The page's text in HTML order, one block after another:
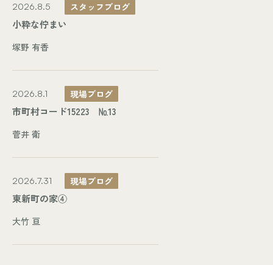
2026.8.5 スタッフブログ
小粋な佇まい
塚野 有香
2026.8.1 現場ブログ
市町村コード15223 №13
菅井 衛
2026.7.31 現場ブログ
東新町の家④
大竹 亘